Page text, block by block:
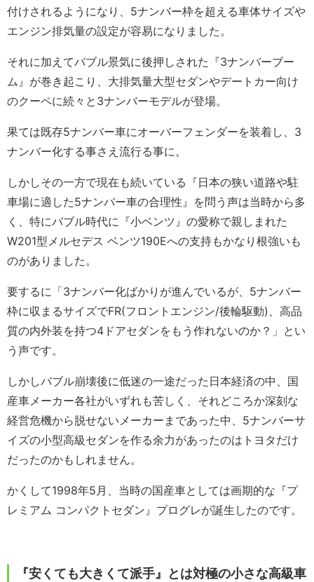
付けされるようになり、5ナンバー枠を超える車体サイズや
エンジン排気量の設定が容易になりました。
それに加えてバブル景気に後押しされた『3ナンバーブー
ム』が巻き起こり、大排気量大型セダンやデートカー向け
のクーペに続々と3ナンバーモデルが登場。
果ては既存5ナンバー車にオーバーフェンダーを装着し、3
ナンバー化する事さえ流行る事に。
しかしその一方で現在も続いている『日本の狭い道路や駐
車場に適した5ナンバー車の合理性』を問う声は当時から多
く、特にバブル時代に『小ベンツ』の愛称で親しまれた
W201型メルセデス ベンツ190Eへの支持もかなり根強いも
のがありました。
要するに「3ナンバー化ばかりが進んでいるが、5ナンバー
枠に収まるサイズでFR(フロントエンジン/後輪駆動)、高品
質の内外装を持つ4ドアセダンをもう作れないのか？」とい
う声です。
しかしバブル崩壊後に低迷の一途だった日本経済の中、国
産車メーカー各社がいずれも苦しく、それどころか深刻な
経営危機から脱せないメーカーまであった中、5ナンバーサ
イズの小型高級セダンを作る余力があったのはトヨタだけ
だったのかもしれません。
かくして1998年5月、当時の国産車としては画期的な『プ
レミアム コンパクトセダン』プログレが誕生したのです。
『安くても大きくて派手』とは対極の小さな高級車